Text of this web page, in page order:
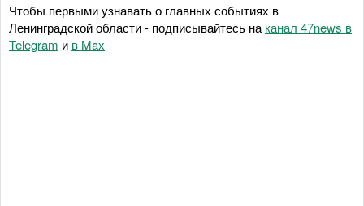
Чтобы первыми узнавать о главных событиях в
Ленинградской области - подписывайтесь на канал 47news в
Telegram и в Maх